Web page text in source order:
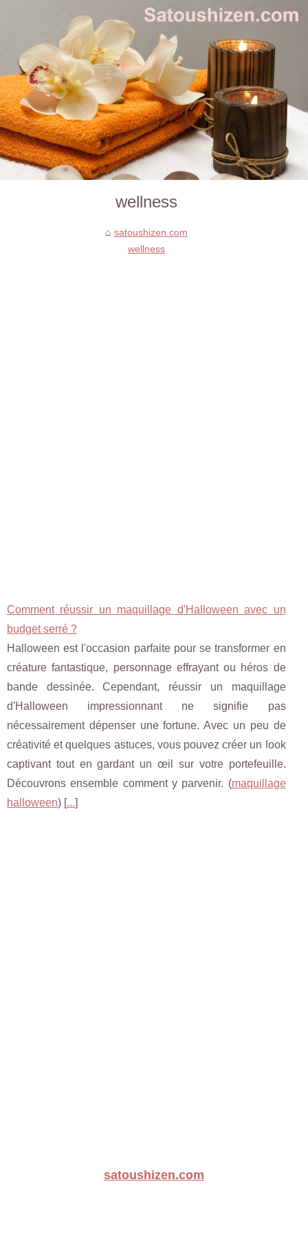
wellness
satoushizen.com
wellness
Comment réussir un maquillage d'Halloween avec un
budget serré ?
Halloween est l'occasion parfaite pour se transformer en
créature fantastique, personnage effrayant ou héros de
bande dessinée. Cependant, réussir un maquillage
d'Halloween impressionnant ne signifie pas
nécessairement dépenser une fortune. Avec un peu de
créativité et quelques astuces, vous pouvez créer un look
captivant tout en gardant un œil sur votre portefeuille.
Découvrons ensemble comment y parvenir. (maquillage
halloween) [...]
satoushizen.com